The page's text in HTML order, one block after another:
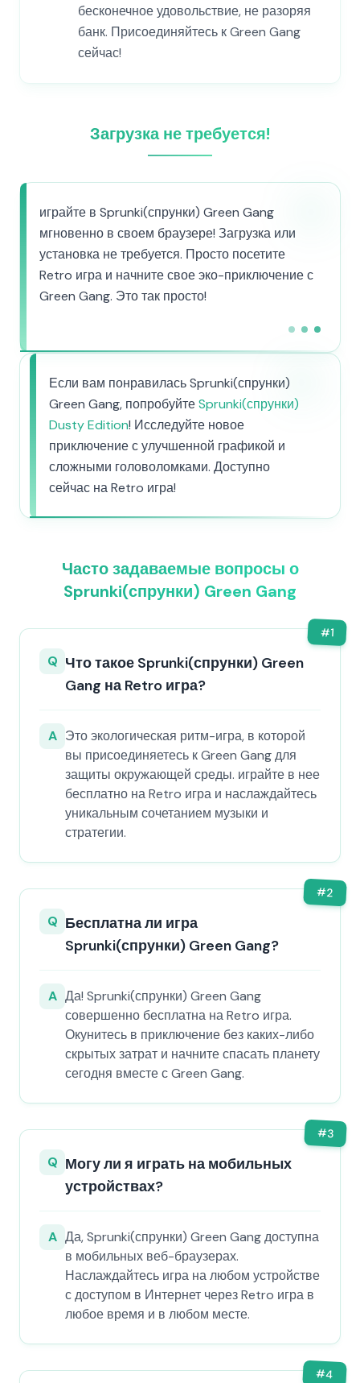
бесконечное удовольствие, не разоряя
банк. Присоединяйтесь к Green Gang
сейчас!
Загрузка не требуется!
играйте в Sprunki(спрунки) Green Gang
мгновенно в своем браузере! Загрузка или
установка не требуется. Просто посетите
Retro игра и начните свое эко-приключение с
Green Gang. Это так просто!
Если вам понравилась Sprunki(спрунки)
Green Gang, попробуйтеSprunki(спрунки)
Dusty Edition! Исследуйте новое
приключение с улучшенной графикой и
сложными головоломками. Доступно
сейчас на Retro игра!
Часто задаваемые вопросы о
Sprunki(спрунки) Green Gang
#1
Q Что такое Sprunki(спрунки) Green
Gang на Retro игра?
A Это экологическая ритм-игра, в которой
вы присоединяетесь к Green Gang для
защиты окружающей среды. играйте в нее
бесплатно на Retro игра и наслаждайтесь
уникальным сочетанием музыки и
стратегии.
#2
Q Бесплатна ли игра
Sprunki(спрунки) Green Gang?
A Да! Sprunki(спрунки) Green Gang
совершенно бесплатна на Retro игра.
Окунитесь в приключение без каких-либо
скрытых затрат и начните спасать планету
сегодня вместе с Green Gang.
#3
Q Могу ли я играть на мобильных
устройствах?
A Да, Sprunki(спрунки) Green Gang доступна
в мобильных веб-браузерах.
Наслаждайтесь игра на любом устройстве
с доступом в Интернет через Retro игра в
любое время и в любом месте.
#4